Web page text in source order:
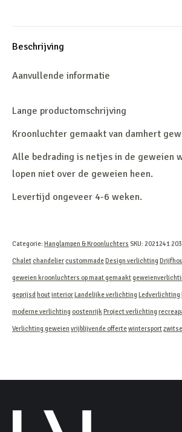
Beschrijving
Aanvullende informatie
Lange productomschrijving
Kroonluchter gemaakt van damhert
Alle bedrading is netjes in de geweien
lopen niet over de geweien heen.
Levertijd ongeveer 4-6 weken.
Categorie: Hanglampen & Kroonluchters SKU: 2021241 203
Chalet chandelier custommade Design verlichting
geweien kroonluchters op maat gemaakt
geprijsd houtinterior Landelijke verlichting Ledverlichting
moderne verlichting oostenrijk Project verlichting
Verlichting geweien vrijblijvende offertewintersport